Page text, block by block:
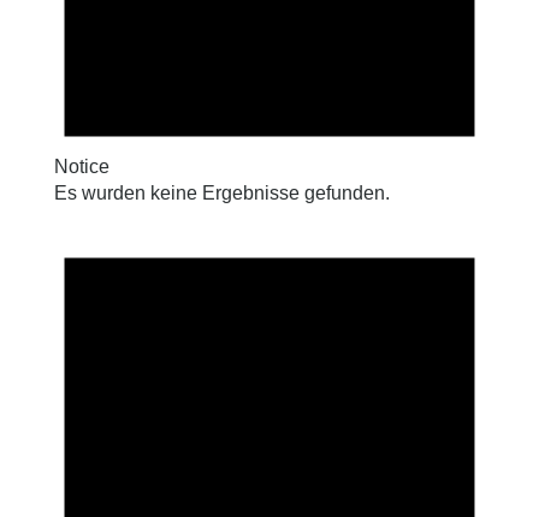
Notice
Es wurden keine Ergebnisse gefunden.